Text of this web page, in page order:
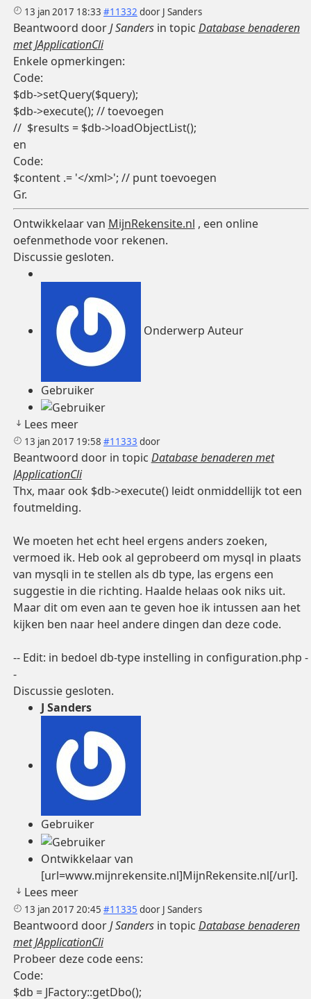
13 jan 2017 18:33 #11332 door J Sanders
Beantwoord doorJ Sandersin topic Database benaderen
met JApplicationCli
Enkele opmerkingen:
Code:
$db->setQuery($query);
$db->execute(); // toevoegen
//  $results = $db->loadObjectList();
en
Code:
$content .= '</xml>'; // punt toevoegen
Gr.
Ontwikkelaar van MijnRekensite.nl , een online
oefenmethode voor rekenen.
Discussie gesloten.
Onderwerp Auteur
Gebruiker
Lees meer
13 jan 2017 19:58 #11333 door
Beantwoord door in topic Database benaderen met
JApplicationCli
Thx, maar ook $db->execute() leidt onmiddellijk tot een
foutmelding.
We moeten het echt heel ergens anders zoeken,
vermoed ik. Heb ook al geprobeerd om mysql in plaats
van mysqli in te stellen als db type, las ergens een
suggestie in die richting. Haalde helaas ook niks uit.
Maar dit om even aan te geven hoe ik intussen aan het
kijken ben naar heel andere dingen dan deze code.
-- Edit: in bedoel db-type instelling in configuration.php -
-
Discussie gesloten.
J Sanders
Gebruiker
Ontwikkelaar van
[url=www.mijnrekensite.nl]MijnRekensite.nl[/url].
Lees meer
13 jan 2017 20:45 #11335 door J Sanders
Beantwoord doorJ Sandersin topic Database benaderen
met JApplicationCli
Probeer deze code eens:
Code:
$db = JFactory::getDbo();